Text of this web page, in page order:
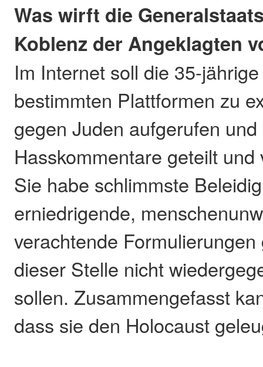
Was wirft die
Koblenz der Angeklagten
Im Internet soll die 35-
bestimmten Plattformen zu
gegen Juden aufgerufen
Hasskommentare geteilt
Sie habe schlimmste
erniedrigende,
verachtende
dieser Stelle nicht
sollen. Zusammengefasst
dass sie den Holocaust